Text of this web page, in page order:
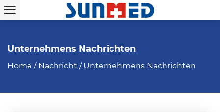
Unternehmens Nachrichten
Home / Nachricht / Unternehmens Nachrichten